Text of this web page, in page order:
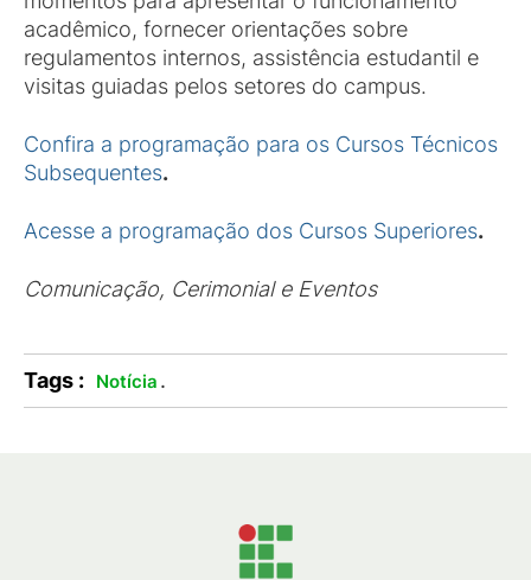
acadêmico, fornecer orientações sobre
regulamentos internos, assistência estudantil e
visitas guiadas pelos setores do campus.
Confira a programação para os Cursos Técnicos
Subsequentes.
Acesse a programação dos Cursos Superiores.
Comunicação, Cerimonial e Eventos
Tags : Notícia .